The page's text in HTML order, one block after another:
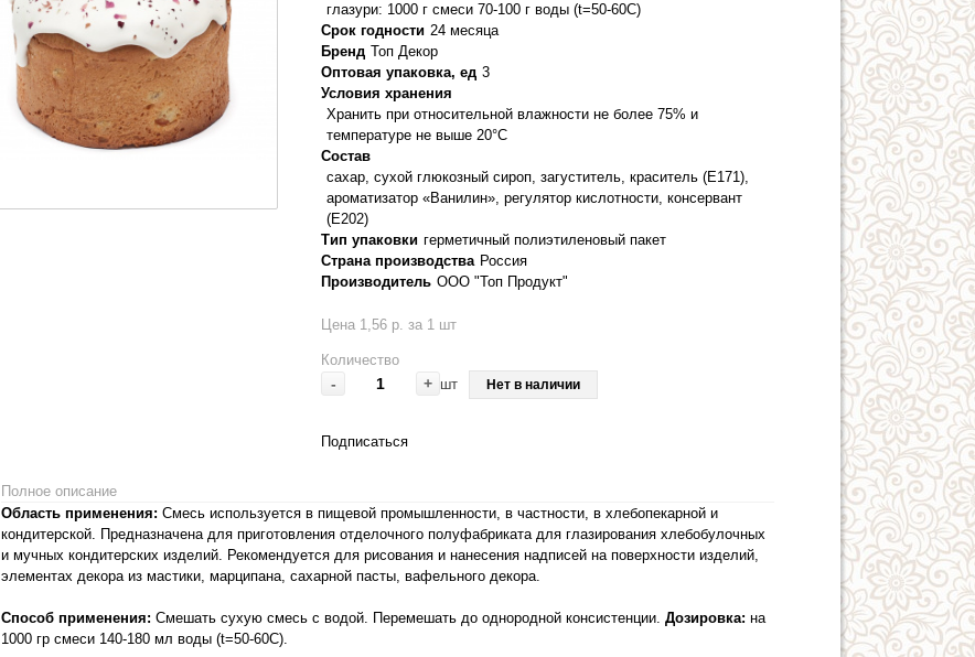
глазури: 1000 г смеси 70-100 г воды (t=50-60С)
Срок годности 24 месяца
Бренд Топ Декор
Оптовая упаковка, ед 3
Условия хранения
Хранить при относительной влажности не более 75% и
температуре не выше 20°С
Состав
сахар, сухой глюкозный сироп, загуститель, краситель (Е171),
ароматизатор «Ванилин», регулятор кислотности, консервант
(Е202)
Тип упаковки герметичный полиэтиленовый пакет
Страна производства Россия
Производитель ООО "Топ Продукт"
Цена 1,56 р. за 1 шт
Количество
- + шт Нет в наличии
Подписаться
Полное описание
Область применения: Смесь используется в пищевой промышленности, в частности, в хлебопекарной и
кондитерской. Предназначена для приготовления отделочного полуфабриката для глазирования хлебобулочных
и мучных кондитерских изделий. Рекомендуется для рисования и нанесения надписей на поверхности изделий,
элементах декора из мастики, марципана, сахарной пасты, вафельного декора.
Способ применения: Смешать сухую смесь с водой. Перемешать до однородной консистенции.Дозировка: на
1000 гр смеси 140-180 мл воды (t=50-60С).